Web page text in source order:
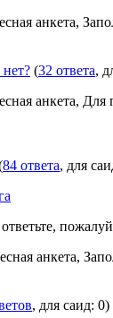
анкета,
(32 ответа,
анкета, Для
84 ответа, для
анкета,
, для саид: 0)